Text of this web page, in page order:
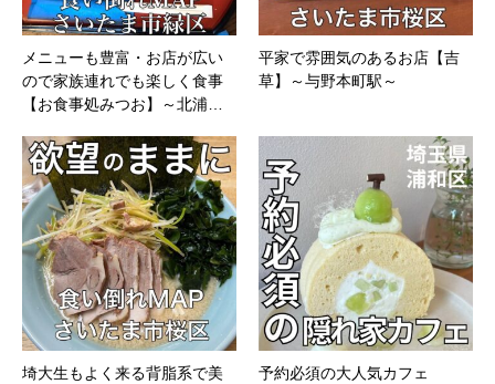
メニューも豊富・お店が広い
ので家族連れでも楽しく食事
【お食事処みつお】～北浦…
平家で雰囲気のあるお店【吉
草】～与野本町駅～
埼大生もよく来る背脂系で美
予約必須の大人気カフェ